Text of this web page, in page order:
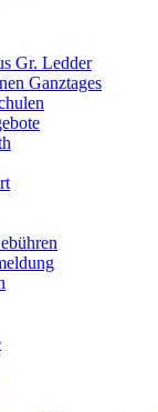
Gr. Ledder
Ganztages